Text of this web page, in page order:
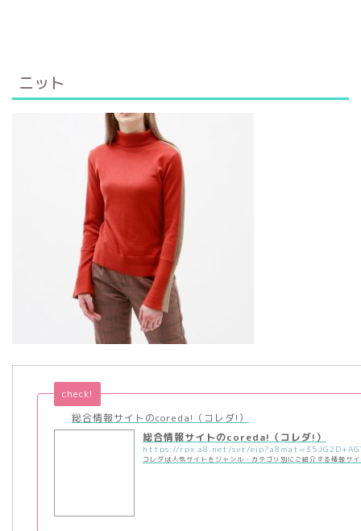
ニット
総合情報サイトのcoreda!（コレダ!）
check!
総合情報サイトのcoreda!（コレダ!）
コレダは人気サイトをジャンル・カテゴリ別にご紹介する情報サ